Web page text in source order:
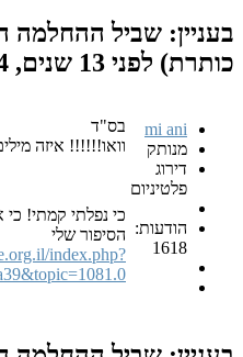
ההחלמה האישית
4 חודשים
בס"ד
וואו!!!!!! איזה מילים....
כי נפלתי קמתי! כי אשב בחושך ה'
הסיפור שלי
forum.gye.org.il/index.php?